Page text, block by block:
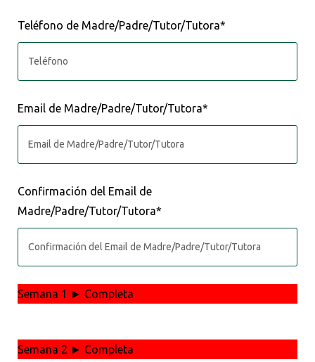
Teléfono de Madre/Padre/Tutor/Tutora*
Email de Madre/Padre/Tutor/Tutora*
Confirmación del Email de
Madre/Padre/Tutor/Tutora*
Semana 1 ► Completa
Semana 2 ► Completa